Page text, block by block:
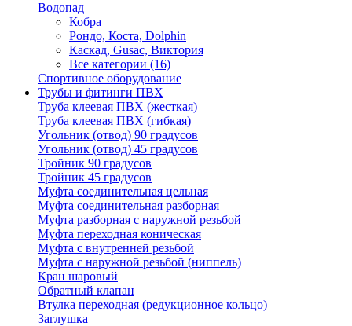
Водопад
Кобра
Рондо, Коста, Dolphin
Каскад, Gusac, Виктория
Все категории (16)
Спортивное оборудование
Трубы и фитинги ПВХ
Труба клеевая ПВХ (жесткая)
Труба клеевая ПВХ (гибкая)
Угольник (отвод) 90 градусов
Угольник (отвод) 45 градусов
Тройник 90 градусов
Тройник 45 градусов
Муфта соединительная цельная
Муфта соединительная разборная
Муфта разборная с наружной резьбой
Муфта переходная коническая
Муфта с внутренней резьбой
Муфта с наружной резьбой (ниппель)
Кран шаровый
Обратный клапан
Втулка переходная (редукционное кольцо)
Заглушка